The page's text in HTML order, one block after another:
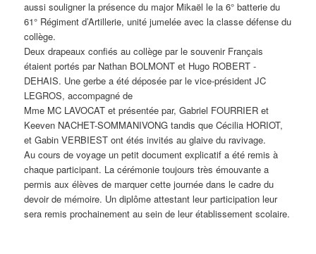
aussi souligner la présence du major Mikaël le la 6° batterie du
61° Régiment d’Artillerie, unité jumelée avec la classe défense du
collège.
Deux drapeaux confiés au collège par le souvenir Français
étaient portés par Nathan BOLMONT et Hugo ROBERT -
DEHAIS. Une gerbe a été déposée par le vice-président JC
LEGROS, accompagné de
Mme MC LAVOCAT et présentée par, Gabriel FOURRIER et
Keeven NACHET-SOMMANIVONG tandis que Cécilia HORIOT,
et Gabin VERBIEST ont étés invités au glaive du ravivage.
Au cours de voyage un petit document explicatif a été remis à
chaque participant. La cérémonie toujours très émouvante a
permis aux élèves de marquer cette journée dans le cadre du
devoir de mémoire. Un diplôme attestant leur participation leur
sera remis prochainement au sein de leur établissement scolaire.